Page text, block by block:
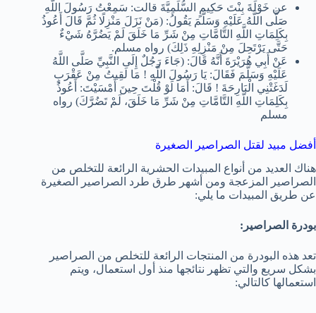
عن خَوْلَةَ بِنْتَ حَكِيمٍ السُّلَمِيَّةَ قالت: سَمِعْتُ رَسُولَ اللَّهِ
صَلَّى اللَّهُ عَلَيْهِ وَسَلَّمَ يَقُولُ: (مَنْ نَزَلَ مَنْزِلًا ثُمَّ قَالَ أَعُوذُ
بِكَلِمَاتِ اللَّهِ التَّامَّاتِ مِنْ شَرِّ مَا خَلَقَ لَمْ يَضُرَّهُ شَيْءٌ
حَتَّى يَرْتَحِلَ مِنْ مَنْزِلِهِ ذَلِكَ) رواه مسلم.
عَنْ أَبِي هُرَيْرَةَ أَنَّهُ قَالَ: (جَاءَ رَجُلٌ إِلَى النَّبِيِّ صَلَّى اللَّهُ
عَلَيْهِ وَسَلَّمَ فَقَالَ: يَا رَسُولَ اللَّهِ ! مَا لَقِيتُ مِنْ عَقْرَبٍ
لَدَغَتْنِي الْبَارِحَةَ ! قَالَ: أَمَا لَوْ قُلْتَ حِينَ أَمْسَيْتَ: أَعُوذُ
بِكَلِمَاتِ اللَّهِ التَّامَّاتِ مِنْ شَرِّ مَا خَلَقَ، لَمْ تَضُرَّكَ) رواه
مسلم
أفضل مبيد لقتل الصراصير الصغيرة
هناك العديد من أنواع المبيدات الحشرية الرائعة للتخلص من
الصراصير المزعجة ومن أشهر طرق طرد الصراصير الصغيرة
عن طريق المبيدات ما يلي:
بودرة الصراصير:
تعد هذه البودرة من المنتجات الرائعة للتخلص من الصراصير
بشكل سريع والتي تظهر نتائجها منذ أول استعمال، ويتم
استعمالها كالتالي: